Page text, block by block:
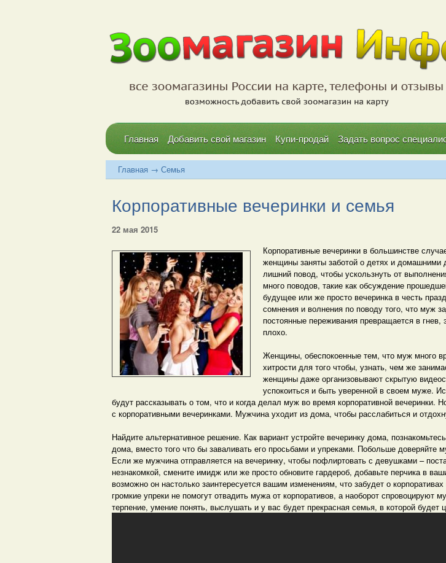
Главная Добавить свой магазин Купи-продай Задать вопрос
Главная → Семья
Корпоративные вечеринки и семья
22 мая 2015
Корпоративные вечеринки в большинстве
женщины заняты заботой о детях и домашними
лишний повод, чтобы ускользнуть от
много поводов, такие как обсуждение
будущее или же просто вечеринка в честь
сомнения и волнения по поводу того, что муж
постоянные переживания превращается в
плохо.
Женщины, обеспокоенные тем, что муж много
хитрости для того чтобы, узнать, чем же
женщины даже организовывают скрытую
успокоиться и быть уверенной в своем муже.
будут рассказывать о том, что и когда делал муж во время корпоративной
с корпоративными вечеринками. Мужчина уходит из дома, чтобы расслабиться и
Найдите альтернативное решение. Как вариант устройте вечеринку дома,
дома, вместо того что бы заваливать его просьбами и упреками. Побольше доверяйте
Если же мужчина отправляется на вечеринку, чтобы пофлиртовать с девушками –
незнакомкой, смените имидж или же просто обновите гардероб, добавьте перчика в
возможно он настолько заинтересуется вашим изменениям, что забудет о
громкие упреки не помогут отвадить мужа от корпоративов, а наоборот
терпение, умение понять, выслушать и у вас будет прекрасная семья, в которой будет